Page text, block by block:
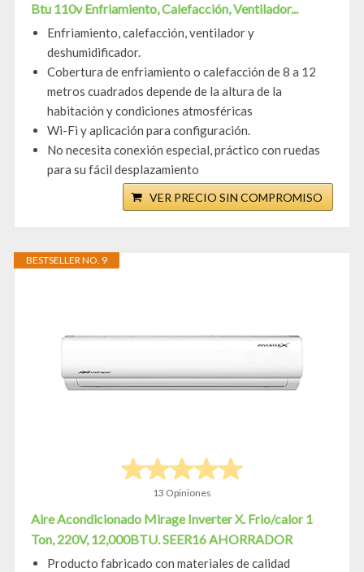
Btu 110v Enfriamiento, Calefacción, Ventilador...
Enfriamiento, calefacción, ventilador y
deshumidificador.
Cobertura de enfriamiento o calefacción de 8 a 12
metros cuadrados depende de la altura de la
habitación y condiciones atmosféricas
Wi-Fi y aplicación para configuración.
No necesita conexión especial, práctico con ruedas
para su fácil desplazamiento
VER PRECIO SIN COMPROMISO
BESTSELLER NO. 9
13 Opiniones
Aire Acondicionado Mirage Inverter X. Frio/calor 1
Ton, 220V, 12,000BTU. SEER16 AHORRADOR
Producto fabricado con materiales de calidad